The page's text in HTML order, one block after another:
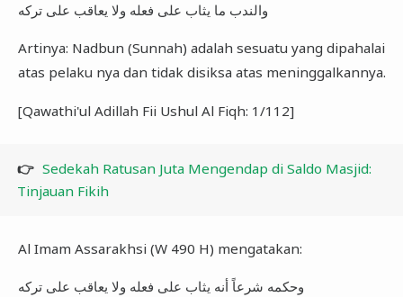
والندب ما يثاب على فعله ولا يعاقب على تركه
Artinya: Nadbun (Sunnah) adalah sesuatu yang dipahalai
atas pelaku nya dan tidak disiksa atas meninggalkannya.
[Qawathi'ul Adillah Fii Ushul Al Fiqh: 1/112]
👉 Sedekah Ratusan Juta Mengendap di Saldo Masjid:
Tinjauan Fikih
Al Imam Assarakhsi (W 490 H) mengatakan:
وحكمه شرعاً أنه يثاب على فعله ولا يعاقب على تركه